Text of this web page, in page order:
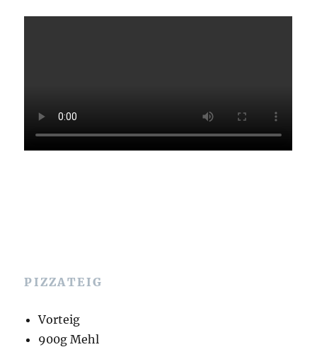
PIZZATEIG
Vorteig
900g Mehl